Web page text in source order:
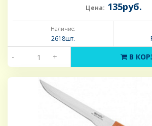
Цена: 135руб.
Наличие:
2618шт.
- + В